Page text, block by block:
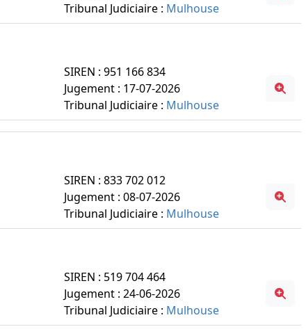
Tribunal Judiciaire : Mulhouse
SIREN : 951 166 834
Jugement : 17-07-2026
Tribunal Judiciaire : Mulhouse
SIREN : 833 702 012
Jugement : 08-07-2026
Tribunal Judiciaire : Mulhouse
SIREN : 519 704 464
Jugement : 24-06-2026
Tribunal Judiciaire : Mulhouse